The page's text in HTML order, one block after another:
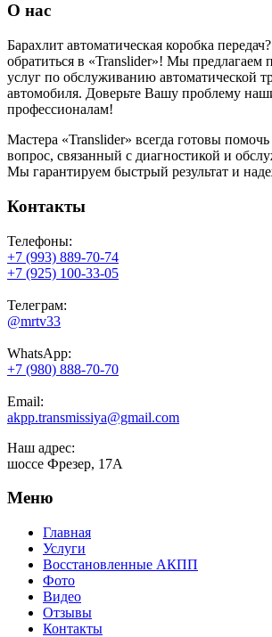
О нас
Барахлит автоматическая коробка
обратиться в «Translider»! Мы предлагаем
услуг по обслуживанию автоматической
автомобиля. Доверьте Вашу проблему
профессионалам!
Мастера «Translider» всегда готовы
вопрос, связанный с диагностикой и
Мы гарантируем быстрый результат и
Контакты
Телефоны:
+7 (993) 889-70-74
+7 (925) 100-33-05
Телеграм:
@mrtv33
WhatsApp:
+7 (980) 888-70-70
Email:
akpp.transmissiya@gmail.com
Наш адрес:
шоссе Фрезер, 17А
Меню
Главная
Услуги
Восстановленные АКПП
Фото
Видео
Отзывы
Контакты